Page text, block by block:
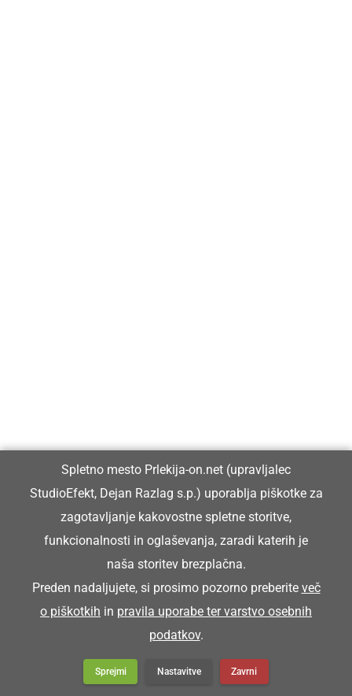
Spletno mesto Prlekija-on.net (upravljalec
StudioEfekt, Dejan Razlag s.p.) uporablja piškotke za
zagotavljanje kakovostne spletne storitve,
funkcionalnosti in oglaševanja, zaradi katerih je
naša storitev brezplačna.
Preden nadaljujete, si prosimo pozorno preberite več
o piškotkih in pravila uporabe ter varstvo osebnih
podatkov.
Sprejmi Nastavitve Zavrni